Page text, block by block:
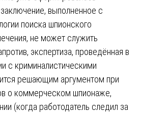
выполненное с
поиска шпионского
не может служить
экспертиза, проведённая в
с криминалистическими
решающим аргументом при
о коммерческом шпионаже,
(когда работодатель следил за